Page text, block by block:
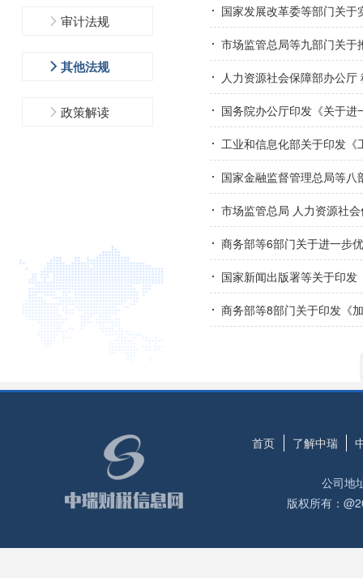
审计法规
其他法规
政策解读
国家发展改革委等部门关
市场监管总局等九部门关于
人力资源社会保障部办公
国务院办公厅印发《关于
工业和信息化部关于印发
国家金融监督管理总局等
市场监管总局 人力资源社
商务部等6部门关于进一步
国家新闻出版署等关于印
商务部等8部门关于印发《
首页 了解中瑞
公司地
版权所有：